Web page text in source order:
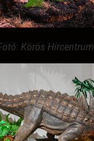
Körös Hírcentrum